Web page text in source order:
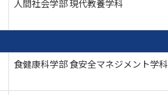
人間社会学部 現代教養学科
食健康科学部 食安全マネジメント学科